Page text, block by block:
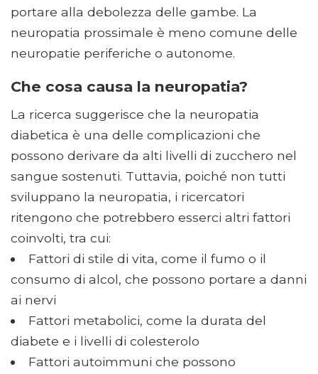
portare alla debolezza delle gambe. La
neuropatia prossimale è meno comune delle
neuropatie periferiche o autonome.
Che cosa causa la neuropatia?
La ricerca suggerisce che la neuropatia
diabetica è una delle complicazioni che
possono derivare da alti livelli di zucchero nel
sangue sostenuti. Tuttavia, poiché non tutti
sviluppano la neuropatia, i ricercatori
ritengono che potrebbero esserci altri fattori
coinvolti, tra cui:
Fattori di stile di vita, come il fumo o il
consumo di alcol, che possono portare a danni
ai nervi
Fattori metabolici, come la durata del
diabete e i livelli di colesterolo
Fattori autoimmuni che possono